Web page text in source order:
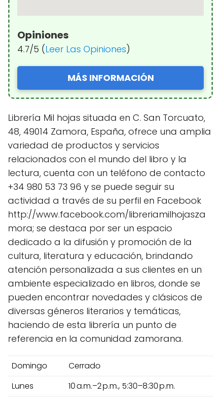
Opiniones
4.7/5 (Leer Las Opiniones)
MÁS INFORMACIÓN
Librería Mil hojas situada en C. San Torcuato,
48, 49014 Zamora, España, ofrece una amplia
variedad de productos y servicios
relacionados con el mundo del libro y la
lectura, cuenta con un teléfono de contacto
+34 980 53 73 96 y se puede seguir su
actividad a través de su perfil en Facebook
http://www.facebook.com/libreriamilhojasza
mora; se destaca por ser un espacio
dedicado a la difusión y promoción de la
cultura, literatura y educación, brindando
atención personalizada a sus clientes en un
ambiente especializado en libros, donde se
pueden encontrar novedades y clásicos de
diversas géneros literarios y temáticas,
haciendo de esta librería un punto de
referencia en la comunidad zamorana.
Domingo
Cerrado
Lunes
10 a.m.–2 p.m., 5:30–8:30 p.m.